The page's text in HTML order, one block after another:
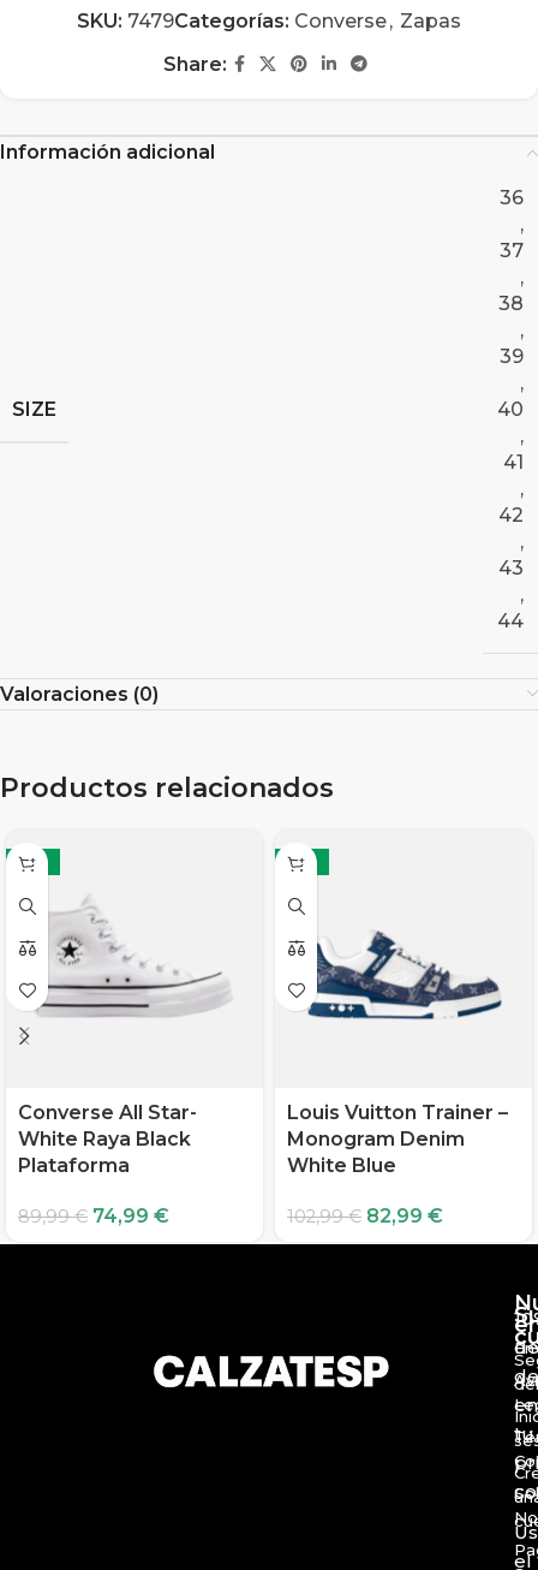
SKU: 7479Categorías: Converse, Zapas
Share:
Información adicional
SIZE
36
,
37
,
38
,
39
,
40
,
41
,
42
,
43
,
44
Valoraciones (0)
Productos relacionados
-17%
Converse All Star-
White Raya Black
Plataforma
89,99€ 74,99 €
-19%
Louis Vuitton Trainer –
Monogram Denim
White Blue
102,99€ 82,99 €
de
en
tu
el